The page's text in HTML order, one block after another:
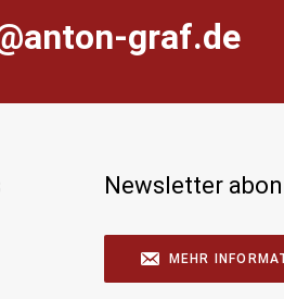
notna@ofni
Newsletter
MEHR